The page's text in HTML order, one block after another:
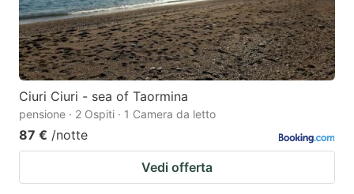
Ciuri Ciuri - sea of Taormina
pensione · 2 Ospiti · 1 Camera da letto
87 € /notte
Vedi offerta